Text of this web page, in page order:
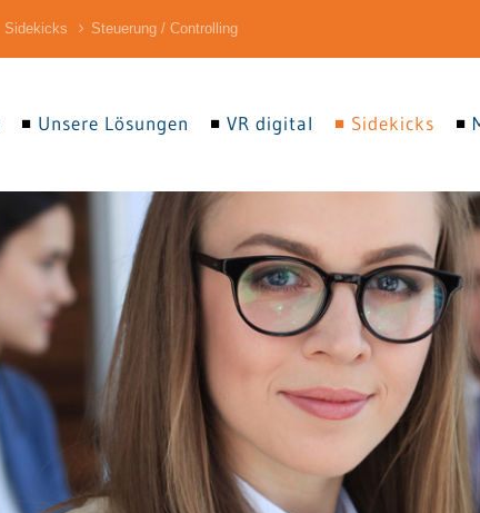
Sidekicks Steuerung / Controlling
Unsere Lösungen VR digital Sidekicks